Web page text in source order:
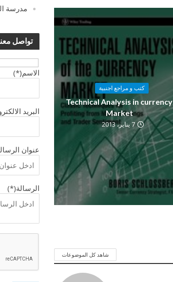
مدرسة
تواصل
الاسم(*)
البريد
عنوان
الرسالة(*)
كتب و مراجع اجنبية
Technical Analysis in currency
Market
7 يناير، 2013
شاهد كل الموضوعات